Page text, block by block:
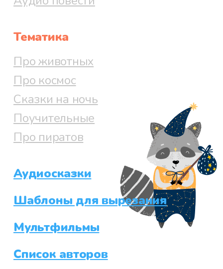
Тематика
Про животных
Про космос
Сказки на ночь
Поучительные
Про пиратов
Аудиосказки
Шаблоны для вырезания
Мультфильмы
Список авторов